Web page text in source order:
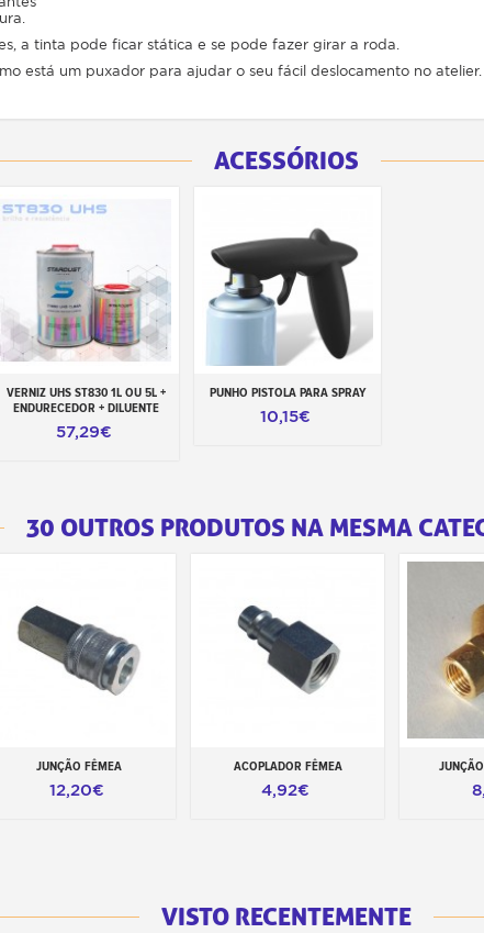
a tinta pode ficar stática e se pode fazer girar a roda.
está um puxador para ajudar o seu fácil deslocamento no atelier.
ACESSÓRIOS
Adicionar ao carrinho
VERNIZ UHS ST830 1L OU 5L +
ENDURECEDOR + DILUENTE
57,29€
Adicionar ao carrinho
PUNHO PISTOLA PARA SPRAY
10,15€
30 OUTROS PRODUTOS NA MESMA
Adicionar ao carrinho
JUNÇÃO FÊMEA
12,20€
Adicionar ao carrinho
ACOPLADOR FÊMEA
4,92€
VISTO RECENTEMENTE